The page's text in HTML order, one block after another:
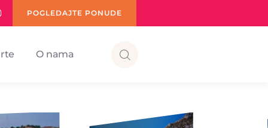
POGLEDAJTE PONUDE
O nama